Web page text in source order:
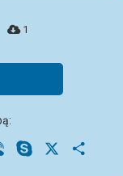
1
Viber Skype